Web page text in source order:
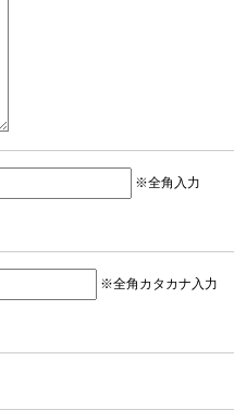
※全角入力
※全角カタカナ入力